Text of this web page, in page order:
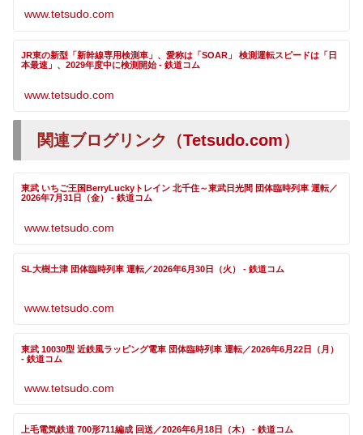
www.tetsudo.com
JR東の新型「新幹線専用検測車」、愛称は「SOAR」 検測運転スピードは「日
本最速」、2029年度中に検測開始 - 鉄道コム
www.tetsudo.com
関連ブログリンク（Tetsudo.com）
東武 いちご王国BerryLuckyトレイン 北千住～東武日光間 団体臨時列車 運転／
2026年7月31日（金） - 鉄道コム
www.tetsudo.com
SL大樹土津 団体臨時列車 運転／2026年6月30日（火） - 鉄道コム
www.tetsudo.com
東武 10030型 近鉄風ラッピング電車 団体臨時列車 運転／2026年6月22日（月）
- 鉄道コム
www.tetsudo.com
上毛電気鉄道 700形711編成 回送／2026年6月18日（木） - 鉄道コム